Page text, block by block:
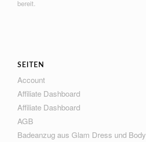
bereit.
SEITEN
Account
Affiliate Dashboard
Affiliate Dashboard
AGB
Badeanzug aus Glam Dress und Body